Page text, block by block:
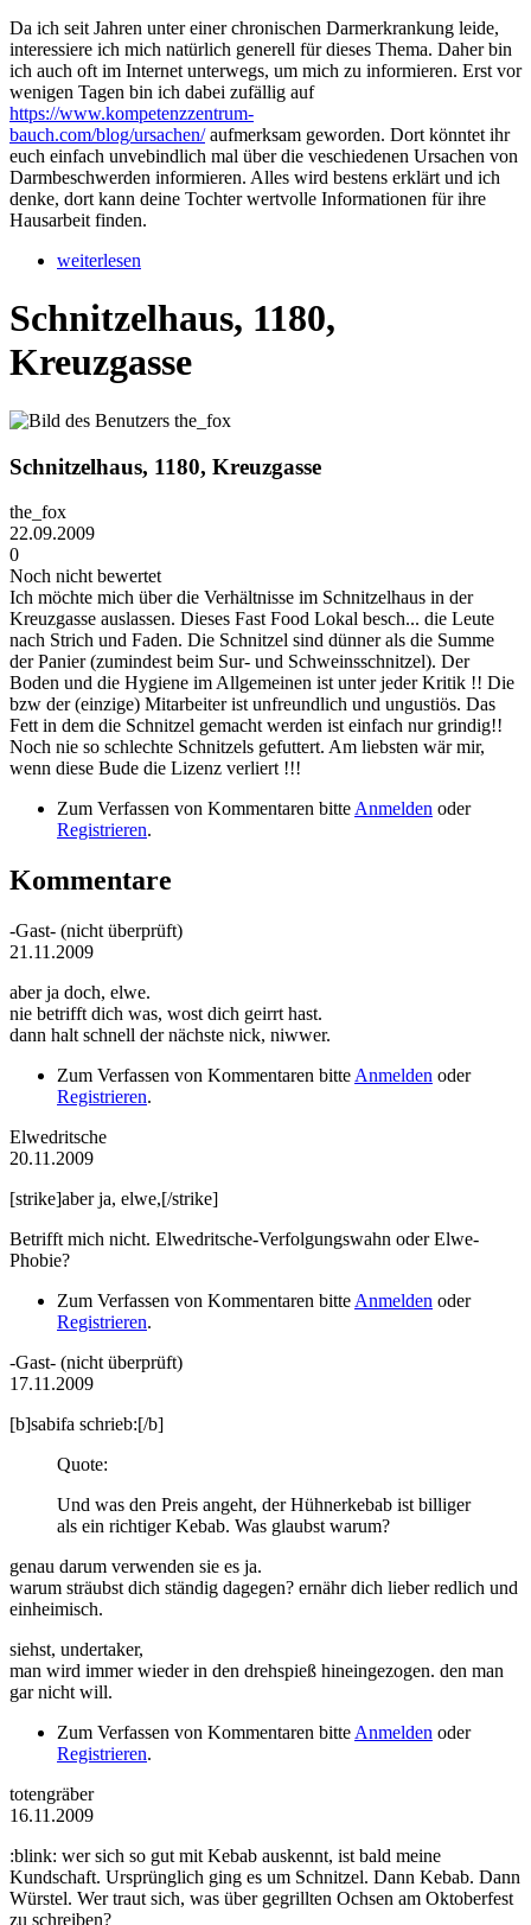
Da ich seit Jahren unter einer chronischen Darmerkrankung leide,
interessiere ich mich natürlich generell für dieses Thema. Daher bin
ich auch oft im Internet unterwegs, um mich zu informieren. Erst vor
wenigen Tagen bin ich dabei zufällig auf
https://www.kompetenzzentrum-
bauch.com/blog/ursachen/aufmerksam geworden. Dort könntet ihr
euch einfach unvebindlich mal über die veschiedenen Ursachen von
Darmbeschwerden informieren. Alles wird bestens erklärt und ich
denke, dort kann deine Tochter wertvolle Informationen für ihre
Hausarbeit finden.
weiterlesen
Schnitzelhaus, 1180,
Kreuzgasse
Schnitzelhaus, 1180, Kreuzgasse
the_fox
22.09.2009
0
Noch nicht bewertet
Ich möchte mich über die Verhältnisse im Schnitzelhaus in der
Kreuzgasse auslassen. Dieses Fast Food Lokal besch... die Leute
nach Strich und Faden. Die Schnitzel sind dünner als die Summe
der Panier (zumindest beim Sur- und Schweinsschnitzel). Der
Boden und die Hygiene im Allgemeinen ist unter jeder Kritik !! Die
bzw der (einzige) Mitarbeiter ist unfreundlich und ungustiös. Das
Fett in dem die Schnitzel gemacht werden ist einfach nur grindig!!
Noch nie so schlechte Schnitzels gefuttert. Am liebsten wär mir,
wenn diese Bude die Lizenz verliert !!!
Zum Verfassen von Kommentaren bitte Anmelden oder
Registrieren.
Kommentare
-Gast- (nicht überprüft)
21.11.2009
aber ja doch, elwe.
nie betrifft dich was, wost dich geirrt hast.
dann halt schnell der nächste nick, niwwer.
Zum Verfassen von Kommentaren bitte Anmelden oder
Registrieren.
Elwedritsche
20.11.2009
[strike]aber ja, elwe,[/strike]
Betrifft mich nicht. Elwedritsche-Verfolgungswahn oder Elwe-
Phobie?
Zum Verfassen von Kommentaren bitte Anmelden oder
Registrieren.
-Gast- (nicht überprüft)
17.11.2009
[b]sabifa schrieb:[/b]
Quote:
Und was den Preis angeht, der Hühnerkebab ist billiger
als ein richtiger Kebab. Was glaubst warum?
genau darum verwenden sie es ja.
warum sträubst dich ständig dagegen? ernähr dich lieber redlich und
einheimisch.
siehst, undertaker,
man wird immer wieder in den drehspieß hineingezogen. den man
gar nicht will.
Zum Verfassen von Kommentaren bitte Anmelden oder
Registrieren.
totengräber
16.11.2009
:blink: wer sich so gut mit Kebab auskennt, ist bald meine
Kundschaft. Ursprünglich ging es um Schnitzel. Dann Kebab. Dann
Würstel. Wer traut sich, was über gegrillten Ochsen am Oktoberfest
zu schreiben?